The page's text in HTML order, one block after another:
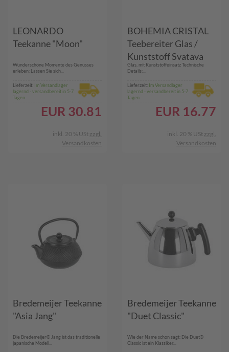
LEONARDO
Teekanne "Moon"
Wunderschöne Momente des Genusses
erleben: Lassen Sie sich...
Lieferzeit: Im Versandlager
lagernd - versandbereit in 5-7
Tagen
EUR 30.81
inkl. 20 % USt zzgl.
Versandkosten
BOHEMIA CRISTAL
Teebereiter Glas /
Kunststoff Svatava
1,5 l H:15cm
Glas, mit Kunststoffeinsatz Technische
Details:...
Lieferzeit: Im Versandlager
lagernd - versandbereit in 5-7
Tagen
EUR 16.77
inkl. 20 % USt zzgl.
Versandkosten
Bredemeijer Teekanne
"Asia Jang"
Die Bredemeijer® Jang ist das traditionelle
japanische Modell...
Bredemeijer Teekanne
"Duet Classic"
Wie der Name schon sagt: Die Duet®
Classic ist ein Klassiker...